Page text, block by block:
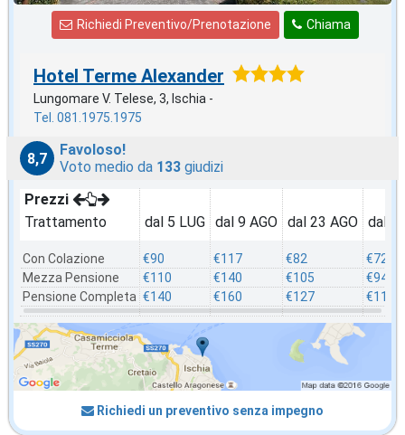
Chiama
Richiedi Preventivo/Prenotazione
Hotel Terme Alexander
Lungomare V. Telese, 3, Ischia -
Tel. 081.1975.1975
8,7
Favoloso!
Voto medio da 133 giudizi
Prezzi
Trattamento
Con Colazione
Mezza Pensione
Pensione Completa
dal 5 LUG
€90
€110
€140
dal 9 AGO
€117
€140
€160
dal 23 AGO
€82
€105
€127
dal
€72
€94
€117
Richiedi un preventivo senza impegno